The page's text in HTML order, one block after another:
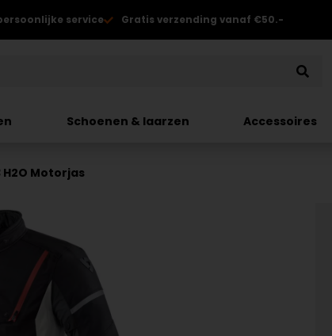
service Gratis verzending vanaf €50.-
Schoenen & laarzen Accessoires
H2O Motorjas